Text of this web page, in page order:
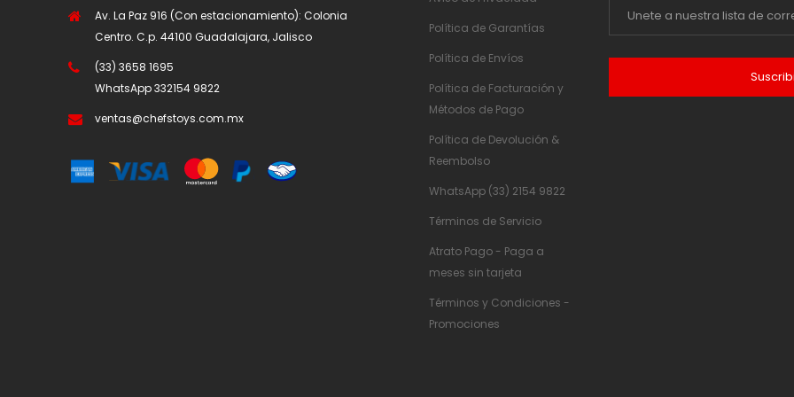
Av. La Paz 916 (Con estacionamiento): Colonia
Centro. C.p. 44100 Guadalajara, Jalisco
(33) 3658 1695
WhatsApp332154 9822
ventas@chefstoys.com.mx
Política de Garantías
Política de Envíos
Política de Facturación y
Métodos de Pago
Política de Devolución &
Reembolso
WhatsApp (33) 2154 9822
Términos de Servicio
Atrato Pago - Paga a
meses sin tarjeta
Términos y Condiciones -
Promociones